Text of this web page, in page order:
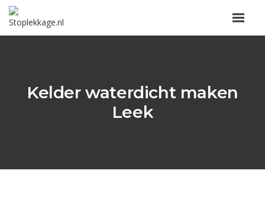
Kelder waterdicht maken
Leek